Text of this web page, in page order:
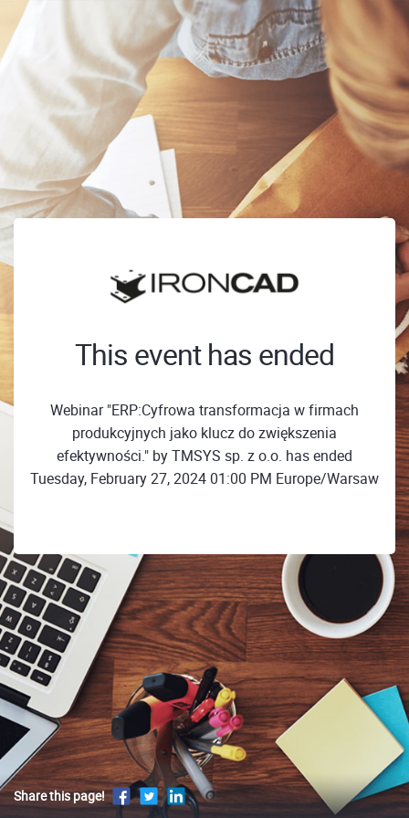
This event has ended
Webinar "ERP:Cyfrowa transformacja w firmach
produkcyjnych jako klucz do zwiększenia
efektywności." by TMSYS sp. z o.o. has ended
Tuesday, February 27, 2024 01:00 PM Europe/Warsaw
Share this page!